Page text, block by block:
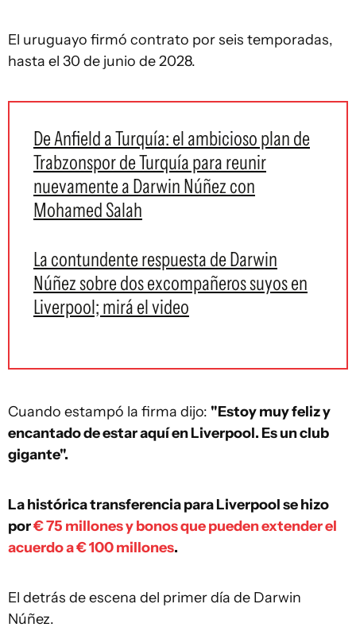
El uruguayo firmó contrato por seis temporadas,
hasta el 30 de junio de 2028.
De Anfield a Turquía: el ambicioso plan de
Trabzonspor de Turquía para reunir
nuevamente a Darwin Núñez con
Mohamed Salah
La contundente respuesta de Darwin
Núñez sobre dos excompañeros suyos en
Liverpool; mirá el video
Cuando estampó la firma dijo: "Estoy muy feliz y
encantado de estar aquí en Liverpool. Es un club
gigante".
La histórica transferencia para Liverpool se hizo
por€ 75 millones y bonos que pueden extender el
acuerdo a € 100 millones.
El detrás de escena del primer día de Darwin
Núñez.